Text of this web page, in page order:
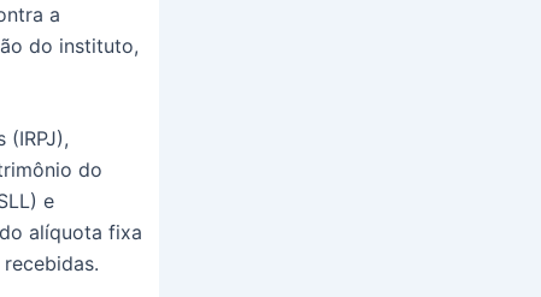
a
do instituto,
do
e
alíquota fixa